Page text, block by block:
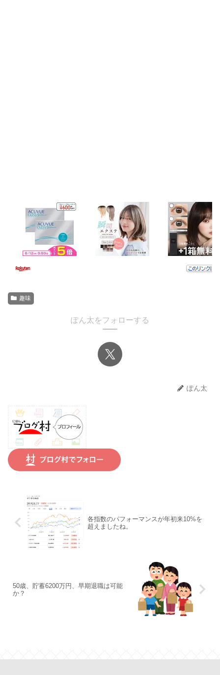
趣味
ぽん太をフォローする
ぽん太
各指数のパフォーマンスが年初来10%を
超えましたね。
50歳、貯蓄6200万円、早期退職は可能
か？